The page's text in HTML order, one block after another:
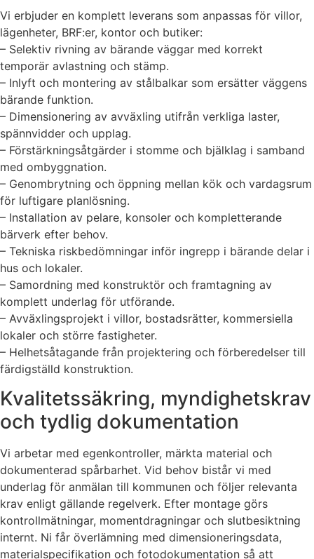
Vi erbjuder en komplett leverans som anpassas för villor,
lägenheter, BRF:er, kontor och butiker:
– Selektiv rivning av bärande väggar med korrekt
temporär avlastning och stämp.
– Inlyft och montering av stålbalkar som ersätter väggens
bärande funktion.
– Dimensionering av avväxling utifrån verkliga laster,
spännvidder och upplag.
– Förstärkningsåtgärder i stomme och bjälklag i samband
med ombyggnation.
– Genombrytning och öppning mellan kök och vardagsrum
för luftigare planlösning.
– Installation av pelare, konsoler och kompletterande
bärverk efter behov.
– Tekniska riskbedömningar inför ingrepp i bärande delar i
hus och lokaler.
– Samordning med konstruktör och framtagning av
komplett underlag för utförande.
– Avväxlingsprojekt i villor, bostadsrätter, kommersiella
lokaler och större fastigheter.
– Helhetsåtagande från projektering och förberedelser till
färdigställd konstruktion.
Kvalitetssäkring, myndighetskrav
och tydlig dokumentation
Vi arbetar med egenkontroller, märkta material och
dokumenterad spårbarhet. Vid behov bistår vi med
underlag för anmälan till kommunen och följer relevanta
krav enligt gällande regelverk. Efter montage görs
kontrollmätningar, momentdragningar och slutbesiktning
internt. Ni får överlämning med dimensioneringsdata,
materialspecifikation och fotodokumentation så att